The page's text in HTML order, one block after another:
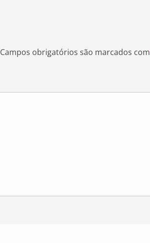
Campos obrigatórios são marcados com